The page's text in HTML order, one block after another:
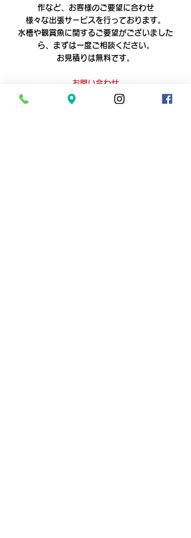
作など、お客様のご要望に合わせ
様々な出張サービスを行っております。
水槽や観賞魚に関するご要望がございました
ら、まずは一度ご相談ください。
お見積りは無料です。
お問い合わせ